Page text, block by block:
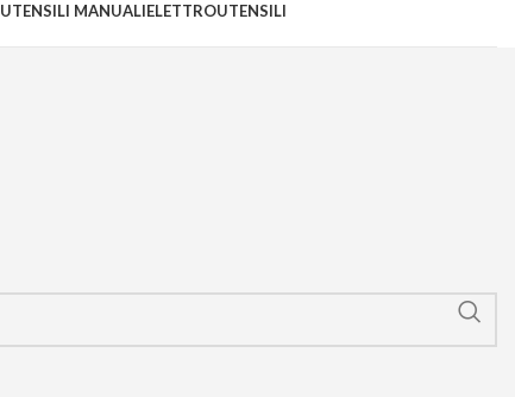
UTENSILI MANUALIELETTROUTENSILI